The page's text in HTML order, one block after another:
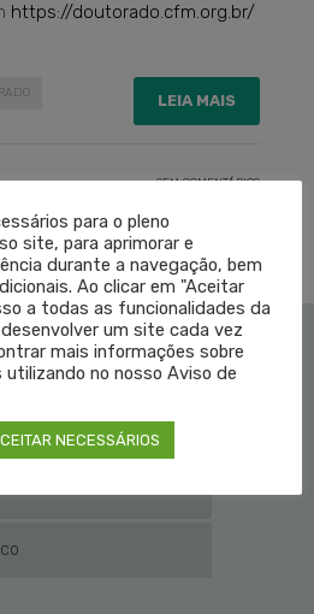
https://doutorado.cfm.org.br/
LEIA MAIS
SEM COMENTÁRIOS
para o pleno
site, para aprimorar e
durante a navegação, bem
Ao clicar em "Aceitar
a todas as funcionalidades da
um site cada vez
mais informações sobre
no nosso Aviso de
NECESSÁRIOS